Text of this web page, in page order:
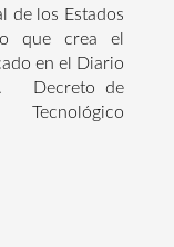
de los Estados
que crea el
en el Diario
Decreto de